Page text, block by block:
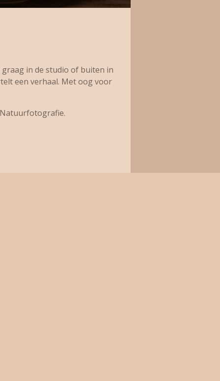
in de studio of buiten in
een verhaal. Met oog voor